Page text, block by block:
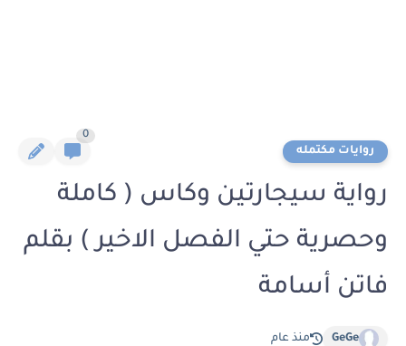
روايات مكتمله
0
رواية سيجارتين وكاس ( كاملة
وحصرية حتي الفصل الاخير ) بقلم
فاتن أسامة
GeGe منذ عام